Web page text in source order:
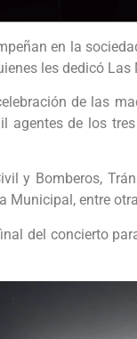
en la
les dedicó Las
de las
de los
y Bomberos,
Municipal, entre
del concierto